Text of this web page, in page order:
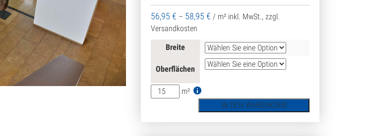
56,95 € – 58,95 € / m² inkl. MwSt., zzgl.
Versandkosten
Breite
Oberflächen
Natursteinfliese
Travertin
(Bahnen)
m²
IN DEN WARENKORB